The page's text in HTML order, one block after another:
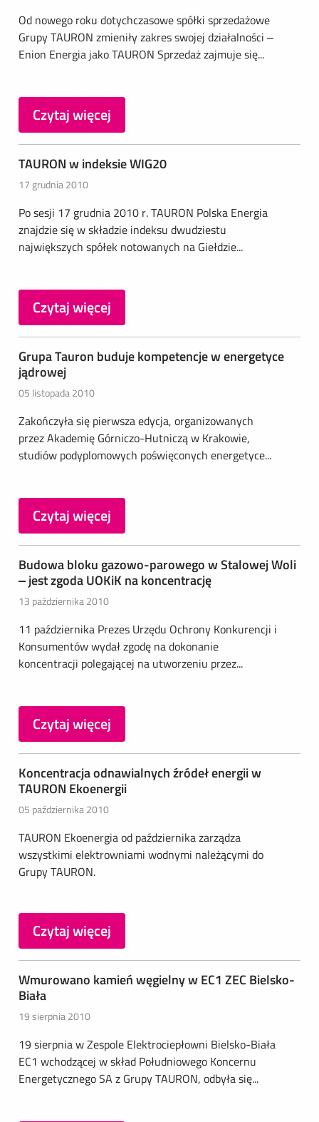
Od nowego roku dotychczasowe spółki sprzedażowe
Grupy TAURON zmieniły zakres swojej działalności –
Enion Energia jako TAURON Sprzedaż zajmuje się...
Czytaj więcej
TAURON w indeksie WIG20
17 grudnia 2010
Po sesji 17 grudnia 2010 r. TAURON Polska Energia
znajdzie się w składzie indeksu dwudziestu
największych spółek notowanych na Giełdzie...
Czytaj więcej
Grupa Tauron buduje kompetencje w energetyce
jądrowej
05 listopada 2010
Zakończyła się pierwsza edycja, organizowanych
przez Akademię Górniczo-Hutniczą w Krakowie,
studiów podyplomowych poświęconych energetyce...
Czytaj więcej
Budowa bloku gazowo-parowego w Stalowej Woli
– jest zgoda UOKiK na koncentrację
13 października 2010
11 października Prezes Urzędu Ochrony Konkurencji i
Konsumentów wydał zgodę na dokonanie
koncentracji polegającej na utworzeniu przez...
Czytaj więcej
Koncentracja odnawialnych źródeł energii w
TAURON Ekoenergii
05 października 2010
TAURON Ekoenergia od października zarządza
wszystkimi elektrowniami wodnymi należącymi do
Grupy TAURON.
Czytaj więcej
Wmurowano kamień węgielny w EC1 ZEC Bielsko-
Biała
19 sierpnia 2010
19 sierpnia w Zespole Elektrociepłowni Bielsko-Biała
EC1 wchodzącej w skład Południowego Koncernu
Energetycznego SA z Grupy TAURON, odbyła się...